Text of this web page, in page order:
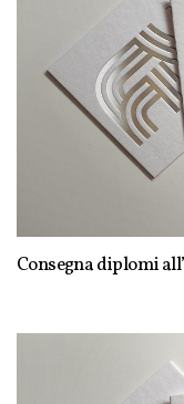
Consegna diplomi